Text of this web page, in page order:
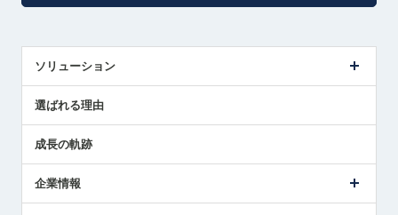
ソリューション
解決策提案
選ばれる理由
成長の軌跡
企業情報